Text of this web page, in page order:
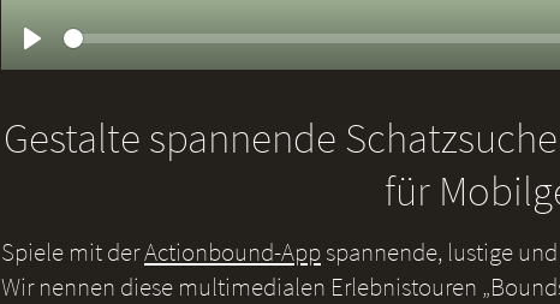
Seek
Gestalte spannende
für
Spiele mit derActionbound-Appspannende, lustige
Wir nennen diese multimedialen Erlebnistouren